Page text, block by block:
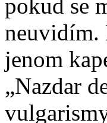
pokud se
neuvidím.
jenom
„Nazdar